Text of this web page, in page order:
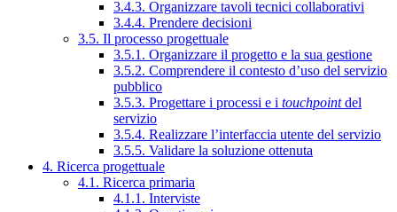
3.4.3. Organizzare tavoli tecnici collaborativi
3.4.4. Prendere decisioni
3.5. Il processo progettuale
3.5.1. Organizzare il progetto e la sua gestione
3.5.2. Comprendere il contesto d’uso del servizio
pubblico
3.5.3. Progettare i processi e i touchpointdel
servizio
3.5.4. Realizzare l’interfaccia utente del servizio
3.5.5. Validare la soluzione ottenuta
4. Ricerca progettuale
4.1. Ricerca primaria
4.1.1. Interviste